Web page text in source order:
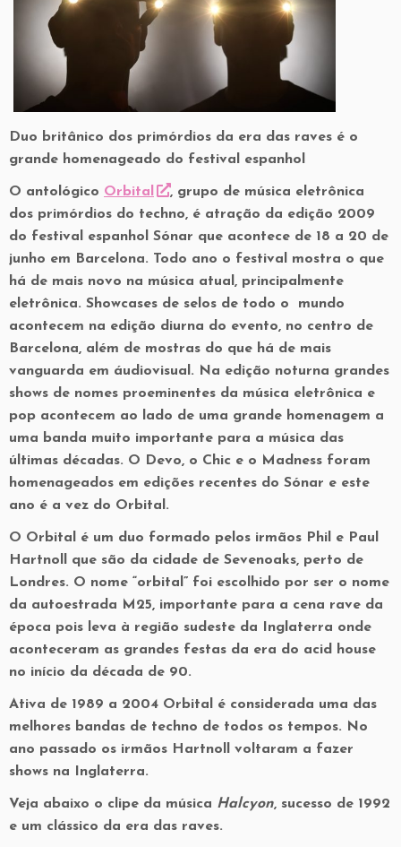
Duo britânico dos primórdios da era das raves é o
grande homenageado do festival espanhol
O antológico Orbital
, grupo de música eletrônica
dos primórdios do techno, é atração da edição 2009
do festival espanhol Sónar que acontece de 18 a 20 de
junho em Barcelona. Todo ano o festival mostra o que
há de mais novo na música atual, principalmente
eletrônica. Showcases de selos de todo o mundo
acontecem na edição diurna do evento, no centro de
Barcelona, além de mostras do que há de mais
vanguarda em áudiovisual. Na edição noturna grandes
shows de nomes proeminentes da música eletrônica e
pop acontecem ao lado de uma grande homenagem a
uma banda muito importante para a música das
últimas décadas. O Devo, o Chic e o Madness foram
homenageados em edições recentes do Sónar e este
ano é a vez do Orbital.
O Orbital é um duo formado pelos irmãos Phil e Paul
Hartnoll que são da cidade de Sevenoaks, perto de
Londres. O nome “orbital” foi escolhido por ser o nome
da autoestrada M25, importante para a cena rave da
época pois leva à região sudeste da Inglaterra onde
aconteceram as grandes festas da era do acid house
no início da década de 90.
Ativa de 1989 a 2004 Orbital é considerada uma das
melhores bandas de techno de todos os tempos. No
ano passado os irmãos Hartnoll voltaram a fazer
shows na Inglaterra.
Veja abaixo o clipe da música Halcyon, sucesso de 1992
e um clássico da era das raves.